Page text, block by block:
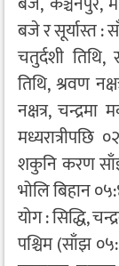
बजे र सूर्यास्त :
चतुर्दशी
तिथि, श्रवण
नक्षत्र, चन्द्रमा
शकुनि करण
भोलि बिहान
योग : सिद्धि,
पश्चिम (साँझ